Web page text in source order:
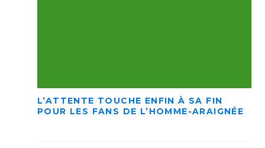
L’ATTENTE TOUCHE ENFIN À SA FIN
POUR LES FANS DE L’HOMME-ARAIGNÉE